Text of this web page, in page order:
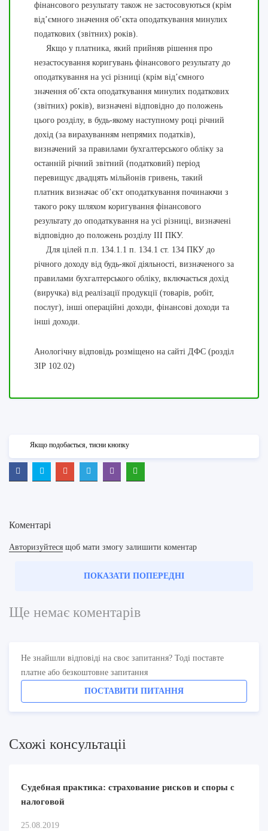
фінансового результату також не застосовуються (крім
від’ємного значення об’єкта оподаткування минулих
податкових (звітних) років).
Якщо у платника, який прийняв рішення про
незастосування коригувань фінансового результату до
оподаткування на усі різниці (крім від’ємного
значення об’єкта оподаткування минулих податкових
(звітних) років), визначені відповідно до положень
цього розділу, в будь-якому наступному році річний
дохід (за вирахуванням непрямих податків),
визначений за правилами бухгалтерського обліку за
останній річний звітний (податковий) період
перевищує двадцять мільйонів гривень, такий
платник визначає об’єкт оподаткування починаючи з
такого року шляхом коригування фінансового
результату до оподаткування на усі різниці, визначені
відповідно до положень розділу ІІІ ПКУ.
Для цілей п.п. 134.1.1 п. 134.1 ст. 134 ПКУ до
річного доходу від будь-якої діяльності, визначеного за
правилами бухгалтерського обліку, включається дохід
(виручка) від реалізації продукції (товарів, робіт,
послуг), інші операційні доходи, фінансові доходи та
інші доходи.
Анологічну відповідь розміщено на сайті ДФС (розділ
ЗІР 102.02)
Якщо подобається, тисни кнопку
Коментарі
Авторизуйтеся щоб мати змогу залишити коментар
ПОКАЗАТИ ПОПЕРЕДНІ
Ще немає коментарів
Не знайшли відповіді на своє запитання? Тоді поставте
платне або безкоштовне запитання
ПОСТАВИТИ ПИТАННЯ
Схожi консультацii
Судебная практика: страхование рисков и споры с
налоговой
25.08.2019